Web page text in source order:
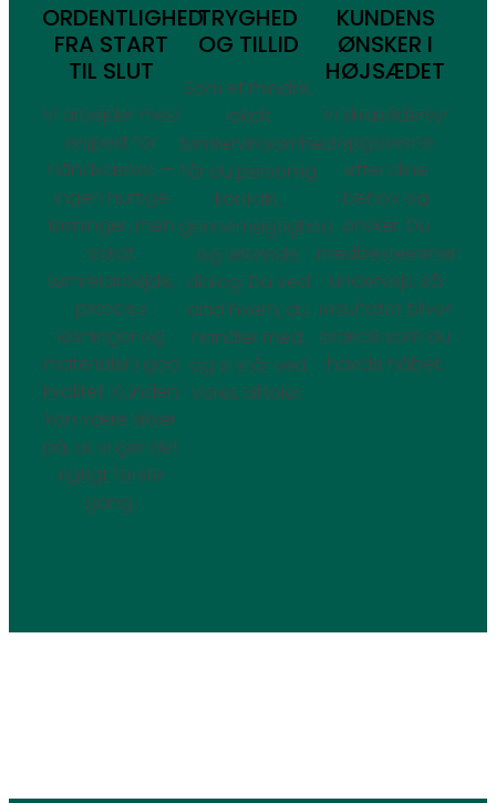
ORDENTLIGHED
FRA START
TIL SLUT
Vi arbejder med
respekt for
håndværket —
ingen hurtige
løsninger, men
solidt
tømrerarbejde,
præcise
løsninger og
materialer i god
kvalitet. Kunden
kan være sikker
på, at vi gør det
rigtigt første
gang.
TRYGHED
OG TILLID
Som et mindre,
lokalt
tømrervirksomhed
får du personlig
kontakt,
gennemsigtighed
og løbende
dialog. Du ved
altid hvem, du
handler med,
og vi står ved
vores aftaler.
KUNDENS
ØNSKER I
HØJSÆDET
Vi skræddersyr
opgaverne
efter dine
behov og
ønsker. Du
medbestemmer
undervejs, så
resultatet bliver
præcis som du
havde håbet.